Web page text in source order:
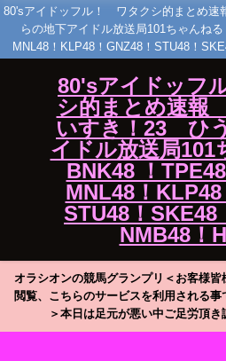
80'sアイドッフル！ ワタクシ的まとめ
らの地下アイドル放送局101ちゃんね
MNL48！KLP48！GNZ48！STU48！
80'sアイドッフ
シ的まとめ速報
いすき！23 ひ
イドル放送局
BNK48 ！
MNL48！KLP48
STU48！SKE48
NMB48！
オラシオンの競馬グランプリ＜お客様皆
閲覧、こちらのサービスを利用される
＞本日は足元が悪い中ご足労頂き